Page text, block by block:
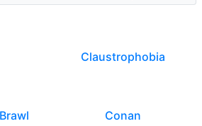
Claustrophobia
Conan